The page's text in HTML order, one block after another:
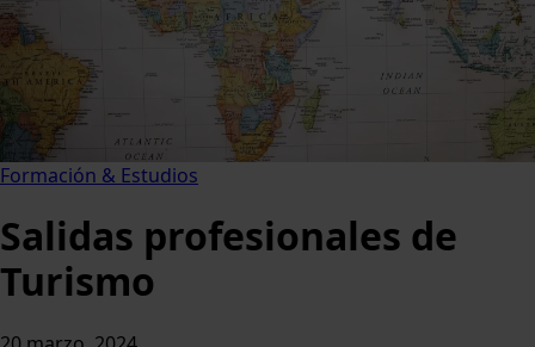
Formación & Estudios
Salidas profesionales de
Turismo